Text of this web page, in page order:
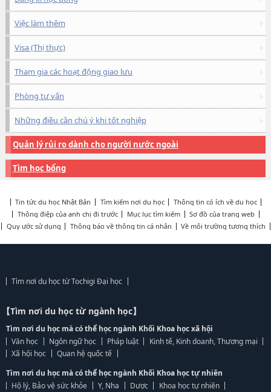
Việc làm thêm
Visa (Thị thực)
Tham gia các hoạt động giao lưu
Phòng tư vấn
Những điều cần chú ý khi tốt nghiệp
Quản lý rủi ro dành cho người nước ngoài
Tìm học bổng
Tin tức du học Nhật Bản Tìm kiếm nơi du học
Thông tin có ích về du học
Thông điệp của anh chị đi trước
Mục lục tìm kiếm
Sơ đồ của trang web
Quy ước sử dụng
Thông báo về thông tin cá nhân Về môi trường tương thích
Tìm nơi du học từ Tochigi Đại học
【Tìm nơi du học từ ngành học】
Tìm nơi du học mà có thể học ngành Khối Khoa học xã hội
Văn học
Ngôn ngữ học Pháp luật
Kinh tế, Kinh doanh, Thương mại
Xã hội học
Quan hệ quốc tế
Tìm nơi du học mà có thể học ngành Khối Khoa học tự nhiên
Hộ lý, Bảo vệ sức khỏe
Y, Nha Dược
Khoa học tự nhiên